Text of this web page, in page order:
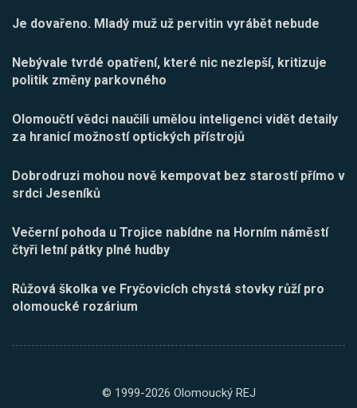
Je dovařeno. Mladý muž už pervitin vyrábět nebude
Nebývale tvrdé opatření, které nic nezlepší, kritizuje
politik změny parkovného
Olomoučtí vědci naučili umělou inteligenci vidět detaily
za hranicí možností optických přístrojů
Dobrodruzi mohou nově kempovat bez starostí přímo v
srdci Jeseníků
Večerní pohoda u Trojice nabídne na Horním náměstí
čtyři letní pátky plné hudby
Růžová školka ve Fryčovicích chystá stovky růží pro
olomoucké rozárium
© 1999-2026 Olomoucký REJ